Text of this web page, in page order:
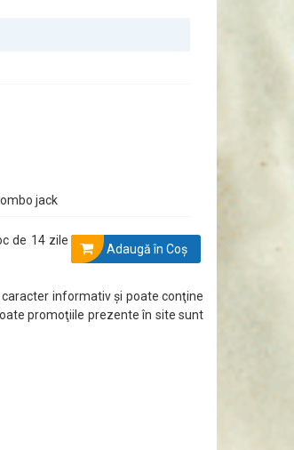
jack
Adaugă în Coş
de 14 zile
informativ şi poate conţine
promoţiile prezente în site sunt